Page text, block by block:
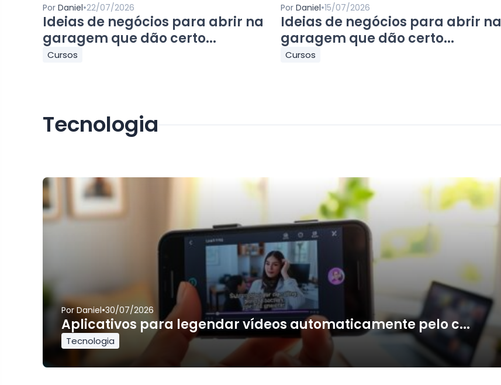
Por Daniel•22/07/2026
Ideias de negócios para abrir na
garagem que dão certo...
Cursos
PorDaniel•15/07/2026
Ideias de negócios para abrir na
garagem que dão certo...
Cursos
Tecnologia
PorDaniel•30/07/2026
Aplicativos para legendar vídeos automaticamente pelo c...
Tecnologia